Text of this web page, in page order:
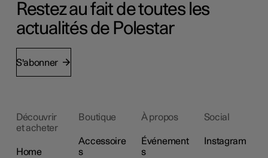
Restez au fait de toutes les
actualités de Polestar
S'abonner
Découvrir
et acheter
Home
Boutique
Accessoire
s
À propos
Événement
s
Social
Instagram